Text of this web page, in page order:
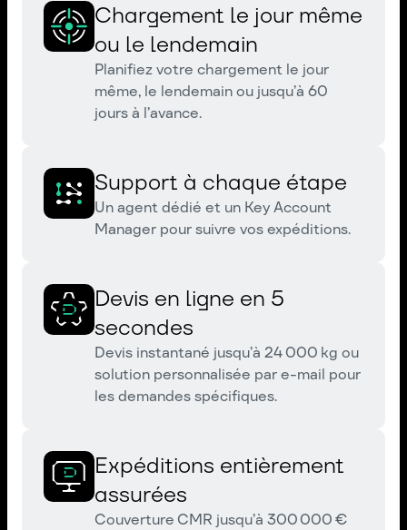
Chargement le jour même
ou le lendemain
Planifiez votre chargement le jour
même, le lendemain ou jusqu’à 60
jours à l’avance.
Support à chaque étape
Un agent dédié et un Key Account
Manager pour suivre vos expéditions.
Devis en ligne en 5
secondes
Devis instantané jusqu’à 24 000 kg ou
solution personnalisée par e-mail pour
les demandes spécifiques.
Expéditions entièrement
assurées
Couverture CMR jusqu’à 300 000 €